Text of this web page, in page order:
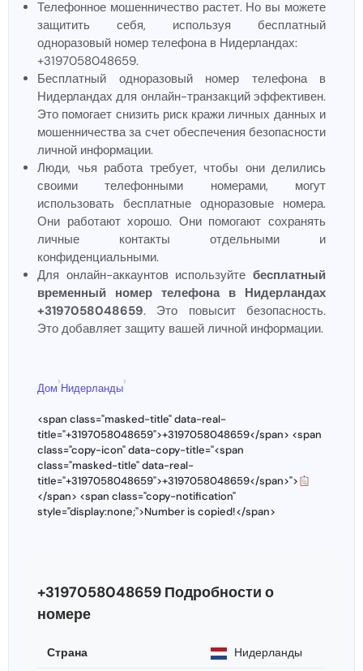
Телефонное мошенничество растет. Но вы можете
защитить себя, используя бесплатный
одноразовый номер телефона в Нидерландах:
+3197058048659.
Бесплатный одноразовый номер телефона в
Нидерландах для онлайн-транзакций эффективен.
Это помогает снизить риск кражи личных данных и
мошенничества за счет обеспечения безопасности
личной информации.
Люди, чья работа требует, чтобы они делились
своими телефонными номерами, могут
использовать бесплатные одноразовые номера.
Они работают хорошо. Они помогают сохранять
личные контакты отдельными и
конфиденциальными.
Для онлайн-аккаунтов используйте бесплатный
временный номер телефона в Нидерландах
+3197058048659. Это повысит безопасность.
Это добавляет защиту вашей личной информации.
Дом
›
Нидерланды
›
<span class="masked-title" data-real-
title="+3197058048659">+3197058048659</span> <span
class="copy-icon" data-copy-title="<span
class="masked-title" data-real-
title="+3197058048659">+3197058048659</span>">
</span> <span class="copy-notification"
style="display:none;">Number is copied!</span>
+3197058048659 Подробности о
номере
Страна Нидерланды